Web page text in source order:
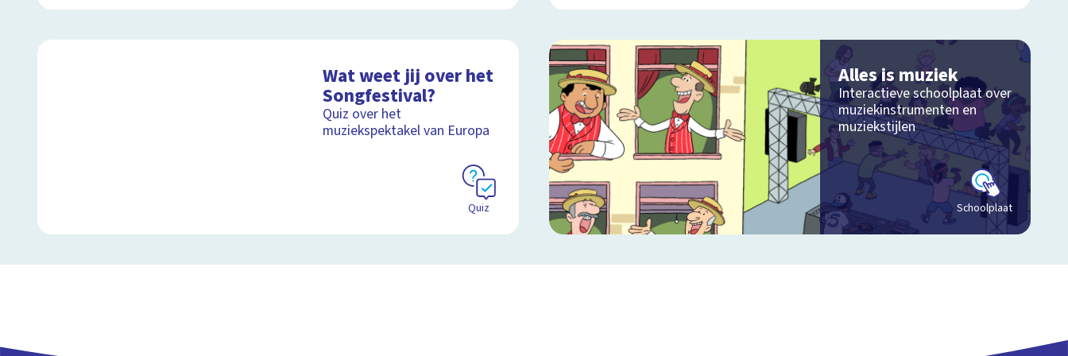
Wat weet jij over het
Songfestival?
Quiz over het
muziekspektakel van Europa
Quiz
Alles is muziek
Interactieve schoolplaat over
muziekinstrumenten en
muziekstijlen
Schoolplaat